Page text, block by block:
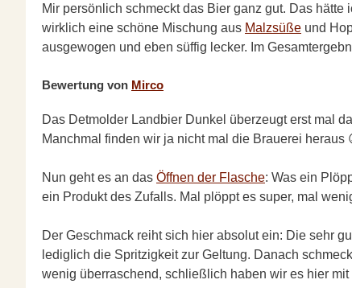
Mir persönlich schmeckt das Bier ganz gut. Das
wirklich eine schöne Mischung aus Malzsüße und
ausgewogen und eben süffig lecker. Im
Bewertung von Mirco
Das Detmolder Landbier Dunkel überzeugt erst mal
Manchmal finden wir ja nicht mal die Brauerei
Nun geht es an das Öffnen der Flasche: Was ein
ein Produkt des Zufalls. Mal plöppt es super, mal
Der Geschmack reiht sich hier absolut ein: Die sehr
lediglich die Spritzigkeit zur Geltung. Danach
wenig überraschend, schließlich haben wir es hier